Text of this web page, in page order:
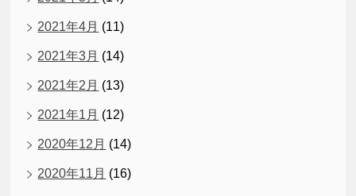
2021年4月 (11)
2021年3月 (14)
2021年2月 (13)
2021年1月 (12)
2020年12月 (14)
2020年11月 (16)